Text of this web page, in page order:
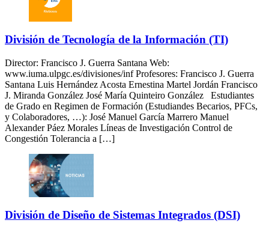
División de Tecnología de la Información (TI)
Director: Francisco J. Guerra Santana Web:
www.iuma.ulpgc.es/divisiones/inf Profesores: Francisco J. Guerra
Santana Luis Hernández Acosta Ernestina Martel Jordán Francisco
J. Miranda González José María Quinteiro González Estudiantes
de Grado en Regimen de Formación (Estudiandes Becarios, PFCs,
y Colaboradores, …): José Manuel García Marrero Manuel
Alexander Páez Morales Líneas de Investigación Control de
Congestión Tolerancia a […]
División de Diseño de Sistemas Integrados (DSI)